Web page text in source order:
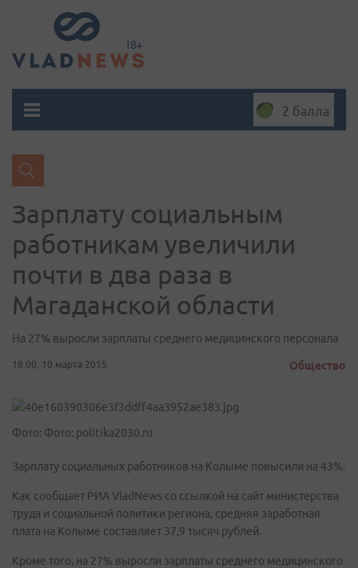
2 балла
Зарплату социальным
работникам увеличили
почти в два раза в
Магаданской области
На 27% выросли зарплаты среднего медицинского персонала
18:00, 10 марта 2015 Общество
Фото: Фото: politika2030.ru
Зарплату социальных работников на Колыме повысили на 43%.
Как сообщает РИА VladNews со ссылкой на сайт министерства
труда и социальной политики региона, средняя заработная
плата на Колыме составляет 37,9 тысяч рублей.
Кроме того, на 27% выросли зарплаты среднего медицинского